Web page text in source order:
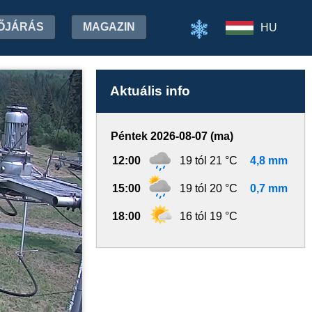
MAGAZIN HU
Aktuális info
Péntek 2026-08-07 (ma)
12:00 19 tól 21 °C 4,8 mm
15:00 19 tól 20 °C 0,7 mm
18:00 16 tól 19 °C